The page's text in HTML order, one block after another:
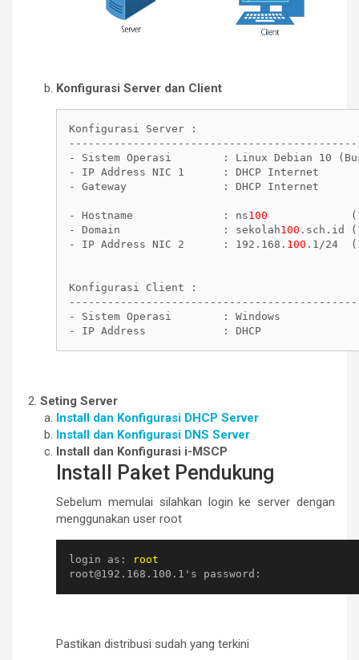
Konfigurasi Server dan Client
Konfigurasi Server :
- Sistem Operasi        : Linux Debian 10
- IP Address NIC 1      : DHCP Internet
- Gateway               : DHCP Internet
- Hostname              : ns100
- Domain                : sekolah100 .sch.id
- IP Address NIC 2      : 192.168. 100 .1/24
Konfigurasi Client :
- Sistem Operasi        : Windows
- IP Address            : DHCP
Seting Server
Install dan Konfigurasi DHCP Server
Install dan Konfigurasi DNS Server
Install dan Konfigurasi i-MSCP
Install Paket Pendukung
Sebelum memulai silahkan login ke server dengan
menggunakan user root
login as:
root
Pastikan distribusi sudah yang terkini